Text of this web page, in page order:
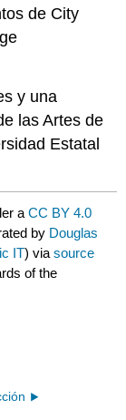
de City
y una
las Artes de
Estatal
aCC BY 4.0
by Douglas
IT) viasource
of the